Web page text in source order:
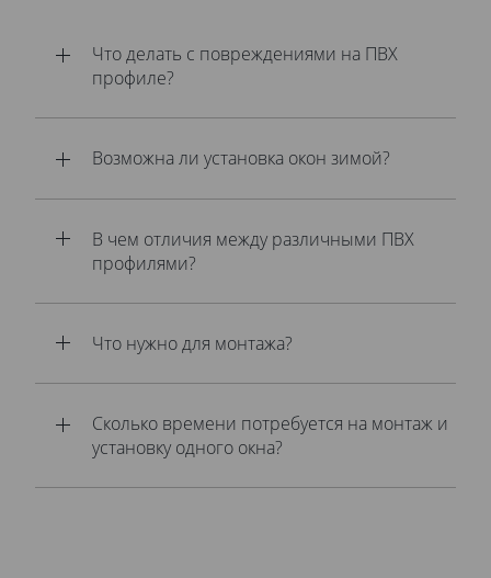
Что делать с повреждениями на ПВХ
профиле?
Возможна ли установка окон зимой?
В чем отличия между различными ПВХ
профилями?
Что нужно для монтажа?
Сколько времени потребуется на монтаж и
установку одного окна?